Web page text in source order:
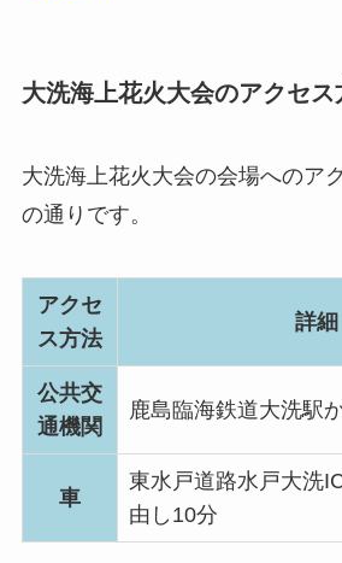
大洗海上花火大会のアクセス
大洗海上花火大会の会場へのア
の通りです。
アクセ
ス方法
詳細
公共交
通機関
鹿島臨海鉄道大洗駅
車
東水戸道路水戸大洗
由し10分